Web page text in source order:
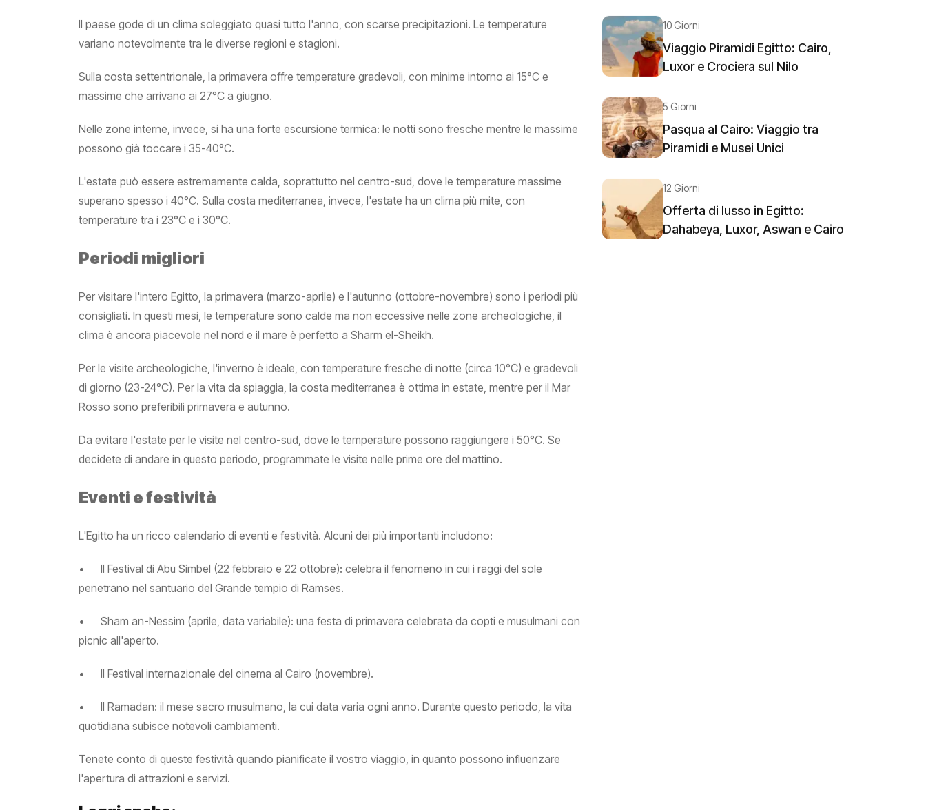
Il paese gode di un clima soleggiato quasi tutto l'anno, con scarse precipitazioni. Le temperature
variano notevolmente tra le diverse regioni e stagioni.
Sulla costa settentrionale, la primavera offre temperature gradevoli, con minime intorno ai 15°C e
massime che arrivano ai 27°C a giugno.
Nelle zone interne, invece, si ha una forte escursione termica: le notti sono fresche mentre le massime
possono già toccare i 35-40°C.
L'estate può essere estremamente calda, soprattutto nel centro-sud, dove le temperature massime
superano spesso i 40°C. Sulla costa mediterranea, invece, l'estate ha un clima più mite, con
temperature tra i 23°C e i 30°C.
Periodi migliori
Per visitare l'intero Egitto, la primavera (marzo-aprile) e l'autunno (ottobre-novembre) sono i periodi più
consigliati. In questi mesi, le temperature sono calde ma non eccessive nelle zone archeologiche, il
clima è ancora piacevole nel nord e il mare è perfetto a Sharm el-Sheikh.
Per le visite archeologiche, l'inverno è ideale, con temperature fresche di notte (circa 10°C) e gradevoli
di giorno (23-24°C). Per la vita da spiaggia, la costa mediterranea è ottima in estate, mentre per il Mar
Rosso sono preferibili primavera e autunno.
Da evitare l'estate per le visite nel centro-sud, dove le temperature possono raggiungere i 50°C. Se
decidete di andare in questo periodo, programmate le visite nelle prime ore del mattino.
Eventi e festività
L'Egitto ha un ricco calendario di eventi e festività. Alcuni dei più importanti includono:
•
Il Festival di Abu Simbel (22 febbraio e 22 ottobre): celebra il fenomeno in cui i raggi del sole
penetrano nel santuario del Grande tempio di Ramses.
•
Sham an-Nessim (aprile, data variabile): una festa di primavera celebrata da copti e musulmani con
picnic all'aperto.
• Il Festival internazionale del cinema al Cairo (novembre).
•
Il Ramadan: il mese sacro musulmano, la cui data varia ogni anno. Durante questo periodo, la vita
quotidiana subisce notevoli cambiamenti.
Tenete conto di queste festività quando pianificate il vostro viaggio, in quanto possono influenzare
l'apertura di attrazioni e servizi.
10 Giorni
Viaggio Piramidi Egitto: Cairo,
Luxor e Crociera sul Nilo
5 Giorni
Pasqua al Cairo: Viaggio tra
Piramidi e Musei Unici
12 Giorni
Offerta di lusso in Egitto:
Dahabeya, Luxor, Aswan e Cairo